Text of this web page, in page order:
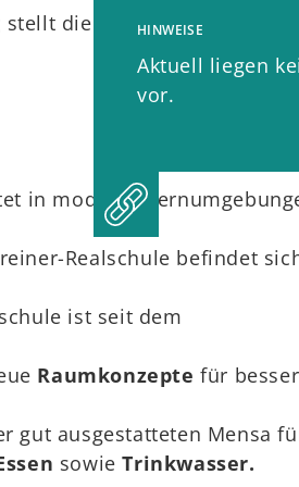
stellt die Betreuung vor und
in moderne
Realschule befindet
ist seit dem
Raumkonzepte für
gut ausgestatteten Mensa
sowieTrinkwasser.
HINWEISE
Aktuell liegen
vor.